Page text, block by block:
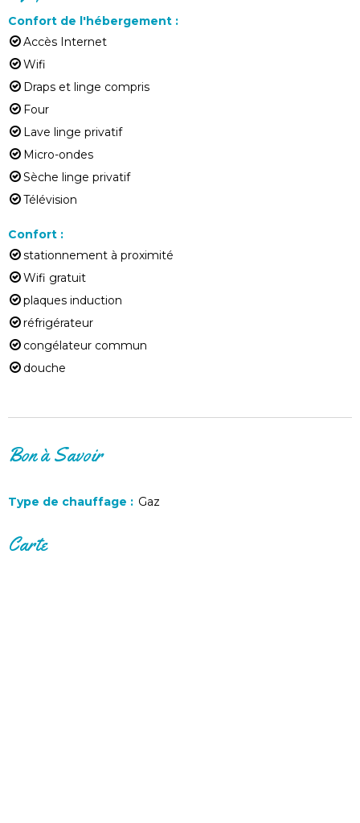
Confort de l'hébergement :
Accès Internet
Wifi
Draps et linge compris
Four
Lave linge privatif
Micro-ondes
Sèche linge privatif
Télévision
Confort :
stationnement à proximité
Wifi gratuit
plaques induction
réfrigérateur
congélateur commun
douche
Bon à Savoir
Type de chauffage : Gaz
Carte